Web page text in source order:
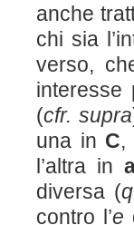
anche
chi sia
verso,
interesse
(cfr. supra
una in C,
l’altra in
diversa (
contro l’e